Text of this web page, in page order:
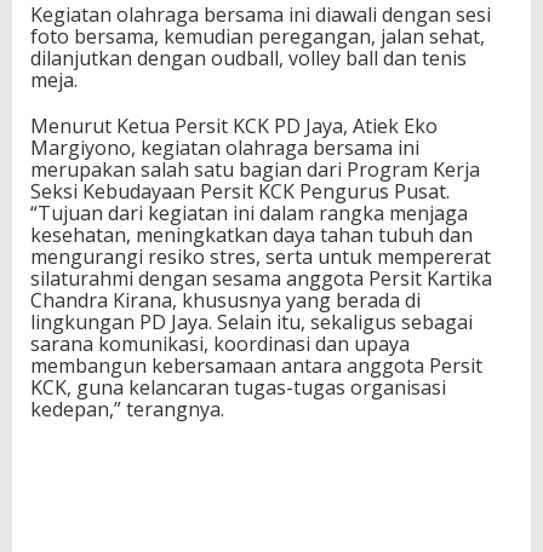
Kegiatan olahraga bersama ini diawali dengan sesi
foto bersama, kemudian peregangan, jalan sehat,
dilanjutkan dengan oudball, volley ball dan tenis
meja.
Menurut Ketua Persit KCK PD Jaya, Atiek Eko
Margiyono, kegiatan olahraga bersama ini
merupakan salah satu bagian dari Program Kerja
Seksi Kebudayaan Persit KCK Pengurus Pusat.
“Tujuan dari kegiatan ini dalam rangka menjaga
kesehatan, meningkatkan daya tahan tubuh dan
mengurangi resiko stres, serta untuk mempererat
silaturahmi dengan sesama anggota Persit Kartika
Chandra Kirana, khususnya yang berada di
lingkungan PD Jaya. Selain itu, sekaligus sebagai
sarana komunikasi, koordinasi dan upaya
membangun kebersamaan antara anggota Persit
KCK, guna kelancaran tugas-tugas organisasi
kedepan,” terangnya.